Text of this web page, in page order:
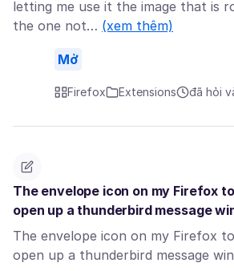
letting me use it the image that is
the one not… (xem thêm)
Mở
Firefox Extensions đã hỏi
The envelope icon on my Firefox
open up a thunderbird message
The envelope icon on my Firefox
open up a thunderbird message